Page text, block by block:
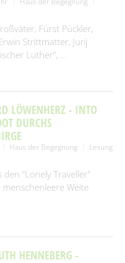
Fürst Pückler,
Strittmatter, Jurij
Luther", …
LÖWENHERZ - INTO
DURCHS
Haus der Begegnung
Lesung
"Lonely Traveller"
Weite
HENNEBERG -